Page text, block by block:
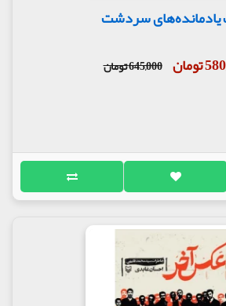
یادمانده‌های سردشت
645,000 تومان